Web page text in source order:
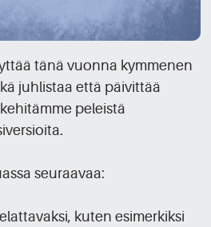
tänä vuonna kymmenen
juhlistaa että päivittää
peleistä
seuraavaa:
kuten esimerkiksi